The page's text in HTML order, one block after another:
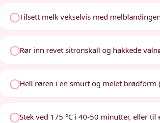
Tilsett melk vekselvis med
Rør inn revet sitronskall og hakkede
Hell røren i en smurt og melet brødform
Stek ved 175 °C i 40-50 minutter, eller